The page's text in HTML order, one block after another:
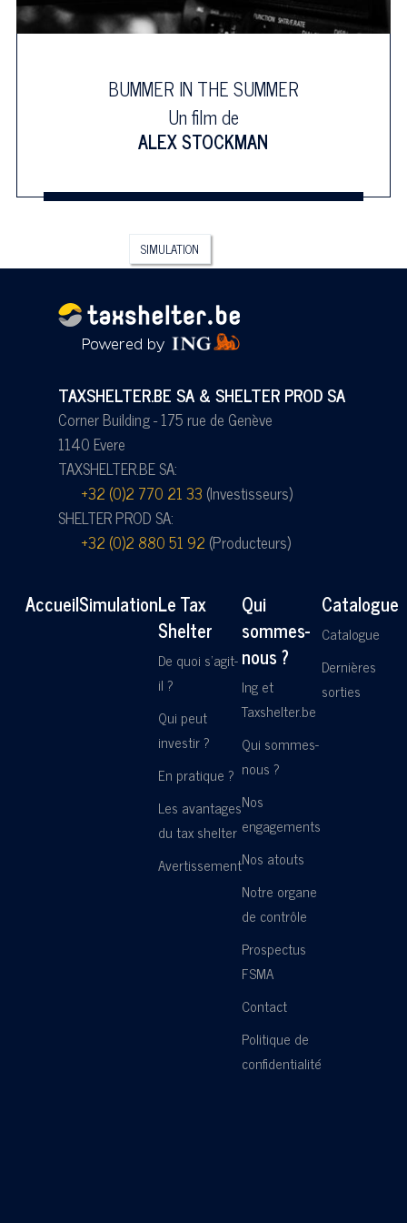
BUMMER IN THE SUMMER
Un film de
ALEX STOCKMAN
SIMULATION
TAXSHELTER.BE SA & SHELTER PROD SA
Corner Building - 175 rue de Genève
1140 Evere
TAXSHELTER.BE SA:
+32 (0)2 770 21 33 (Investisseurs)
SHELTER PROD SA:
+32 (0)2 880 51 92 (Producteurs)
AccueilSimulationLe Tax
Shelter
De quoi s'agit-
il ?
Qui peut
investir ?
En pratique ?
Les avantages
du tax shelter
Avertissement
Qui
sommes-
nous ?
Ing et
Taxshelter.be
Qui sommes-
nous ?
Nos
engagements
Nos atouts
Notre organe
de contrôle
Prospectus
FSMA
Contact
Politique de
confidentialité
Catalogue
Catalogue
Dernières
sorties